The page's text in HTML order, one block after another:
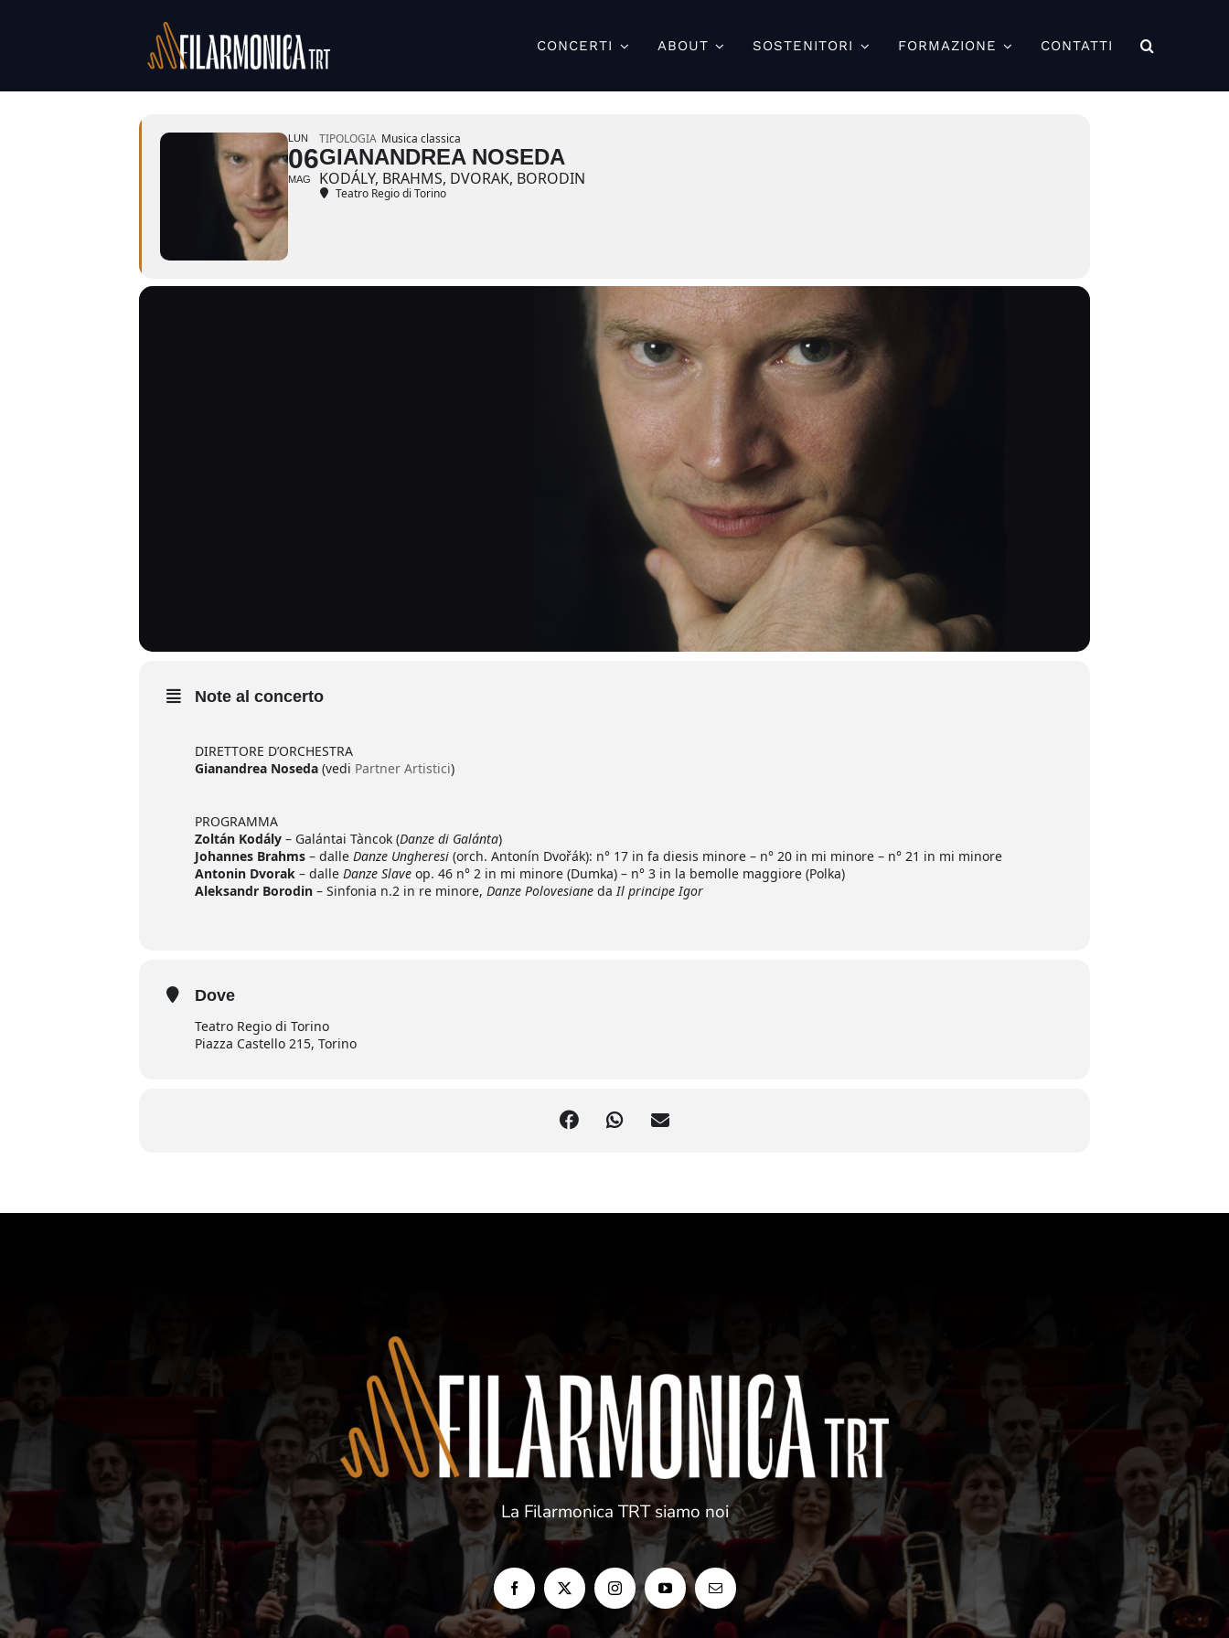
CONCERTI ABOUT SOSTENITORI FORMAZIONE CONTATTI
LUN
06
MAG
TIPOLOGIA Musica classica
GIANANDREA NOSEDA
KODÁLY, BRAHMS, DVORAK, BORODIN
Teatro Regio di Torino
Note al concerto
DIRETTORE D’ORCHESTRA
Gianandrea Noseda (vedi Partner Artistici)
PROGRAMMA
Zoltán Kodály – Galántai Tàncok (Danze di Galánta)
Johannes Brahms – dalle Danze Ungheresi (orch. Antonín Dvořák): n° 17 in fa diesis minore – n° 20 in mi minore – n° 21 in mi minore
Antonin Dvorak – dalle Danze Slave op. 46 n° 2 in mi minore (Dumka) – n° 3 in la bemolle maggiore (Polka)
Aleksandr Borodin – Sinfonia n.2 in re minore, Danze Polovesiane daIl principe Igor
Dove
Teatro Regio di Torino
Piazza Castello 215, Torino
La Filarmonica TRT siamo noi